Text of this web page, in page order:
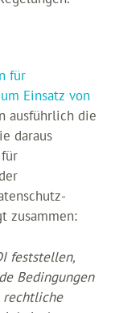
für
Einsatz von
ausführlich die
daraus
zusammen:
feststellen,
Bedingungen
rechtliche